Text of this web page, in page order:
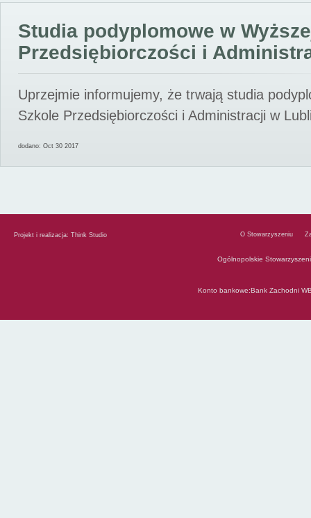
Studia podyplomowe w
Przedsiębiorczości i
Uprzejmie informujemy, że trwają studia
Szkole Przedsiębiorczości i Administracji w
dodano: Oct 30 2017
Projekt i realizacja: Think Studio O Stowarzyszeniu
Ogólnopolskie
Konto bankowe:Bank Zachodni